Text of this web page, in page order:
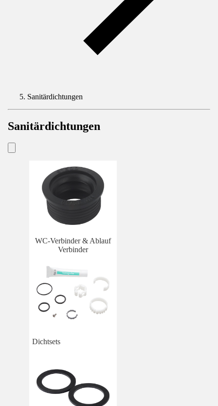
Sanitärdichtungen
Sanitärdichtungen
WC-Verbinder & Ablauf
Verbinder
Dichtsets